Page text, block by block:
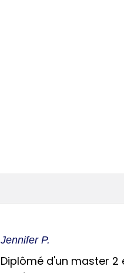
Jennifer P.
Diplômé d'un master 2